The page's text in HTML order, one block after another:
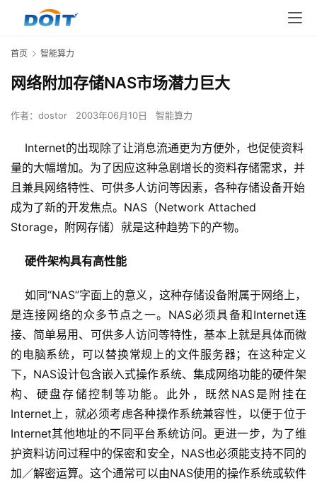
首页 智能算力
网络附加存储NAS市场潜力巨大
作者： dostor 2003年06月10日 智能算力
Internet的出现除了让消息流通更为方便外，也促使资料
量的大幅增加。为了因应这种急剧增长的资料存储需求，并
且兼具网络特性、可供多人访问等因素，各种存储设备开始
成为了新的开发焦点。NAS（Network Attached
Storage，附网存储）就是这种趋势下的产物。
硬件架构具有高性能
如同“NAS”字面上的意义，这种存储设备附属于网络上，
是连接网络的众多节点之一。NAS必须具备和Internet连
接、简单易用、可供多人访问等特性，基本上就是具体而微
的电脑系统，可以替换常规上的文件服务器；在这种定义
下，NAS设计包含嵌入式操作系统、集成网络功能的硬件架
构、硬盘存储控制等功能。此外，既然NAS是附挂在
Internet上，就必须考虑各种操作系统兼容性，以便于位于
Internet其他地址的不同平台系统访问。更进一步，为了维
护资料访问过程中的保密和安全，NAS也必须能支持不同的
加／解密运算。这个通常可以由NAS使用的操作系统或软件